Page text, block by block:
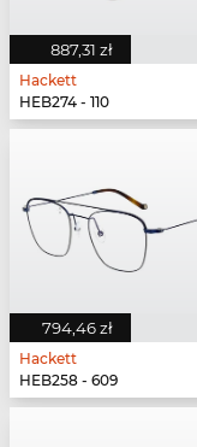
887,31 zł
Hackett
HEB274 - 110
794,46 zł
Hackett
HEB258 - 609